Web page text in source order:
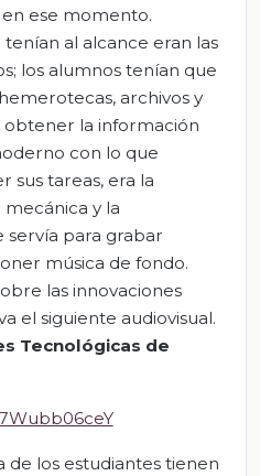
ese momento.
al alcance eran las
los alumnos tenían que
archivos y
la información
con lo que
sus tareas, era la
y la
servía para grabar
música de fondo.
las innovaciones
el siguiente audiovisual.
Tecnológicas de
los estudiantes tienen